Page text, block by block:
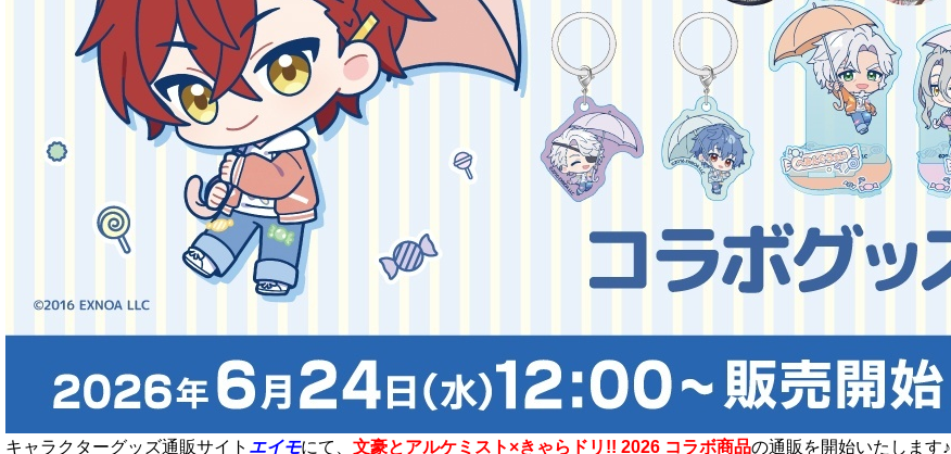
キャラクターグッズ通販サイト エイモにて、 文豪とアルケミスト×きゃらドリ!! 2026 コラボ商品の通販を開始いたします♪